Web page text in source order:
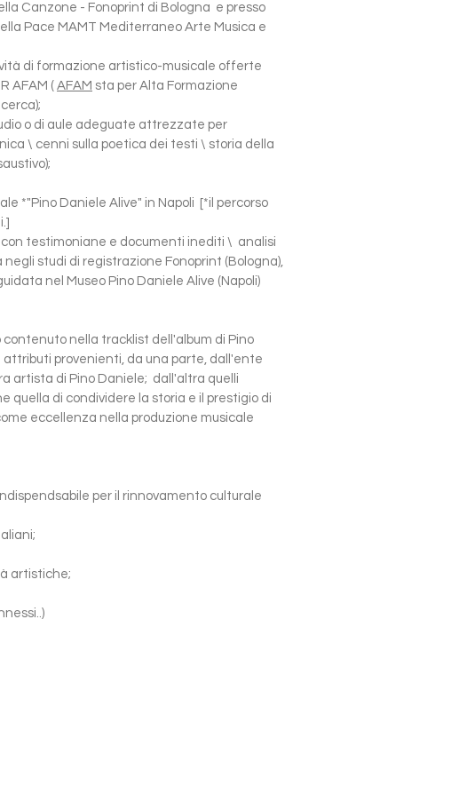
Canzone - Fonoprint di Bologna e presso
Pace MAMT Mediterraneo Arte Musica e
di formazione artistico-musicale offerte
AFAM ( AFAM sta per Alta Formazione
o di aule adeguate attrezzate per
\ cenni sulla poetica dei testi \ storia della
*"Pino Daniele Alive" in Napoli [*il percorso
testimoniane e documenti inediti \ analisi
studi di registrazione Fonoprint (Bologna),
nel Museo Pino Daniele Alive (Napoli)
contenuto nella tracklist dell'album di Pino
attributi provenienti, da una parte, dall'ente
artista di Pino Daniele; dall'altra quelli
quella di condividere la storia e il prestigio di
eccellenza nella produzione musicale
per il rinnovamento culturale
artistiche;